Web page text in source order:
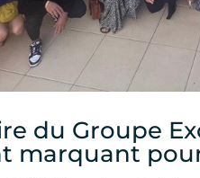
du Groupe
marquant